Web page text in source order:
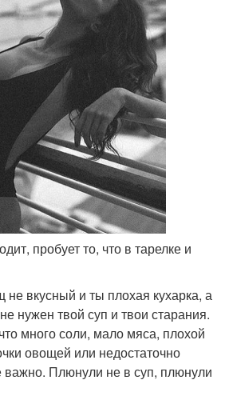
пробует то, что в тарелке и
вкусный и ты плохая кухарка, а
нужен твой суп и твои старания.
много соли, мало мяса, плохой
овощей или недостаточно
важно. Плюнули не в суп, плюнули